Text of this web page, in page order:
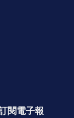
閱電子報